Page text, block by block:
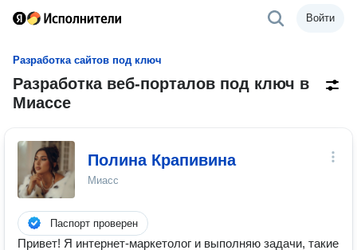
Войти
Разработка сайтов под ключ
Разработка веб-порталов под ключ в
Миассе
Полина Крапивина
Миасс
Паспорт проверен
Привет! Я интернет-маркетолог и выполняю задачи, такие